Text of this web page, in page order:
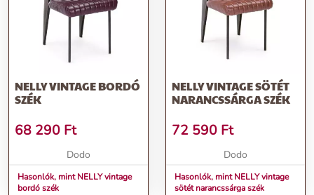
NELLY VINTAGE BORDÓ
SZÉK
68 290 Ft
Dodo
Hasonlók, mint NELLY vintage
bordó szék
NELLY VINTAGE SÖTÉT
NARANCSSÁRGA SZÉK
72 590 Ft
Dodo
Hasonlók, mint NELLY vintage
sötét narancssárga szék